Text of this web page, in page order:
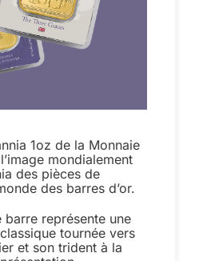
1oz de la Monnaie
mondialement
des pièces de
des barres d’or.
barre représente une
tournée vers
et son trident à la